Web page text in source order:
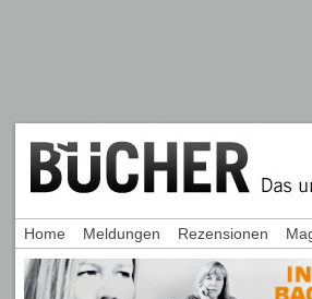
Home Meldungen Rezensionen